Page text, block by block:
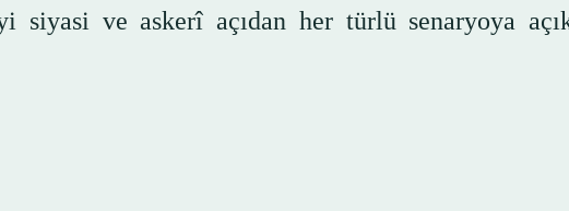
siyasi ve askerî açıdan her türlü senaryoya